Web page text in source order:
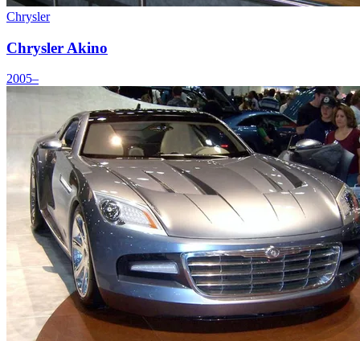
Chrysler
Chrysler Akino
2005–